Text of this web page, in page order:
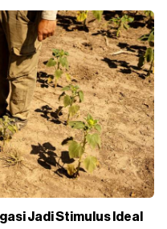
Jadi Stimulus Ideal